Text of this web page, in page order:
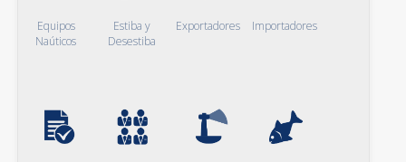
Equipos
Naúticos
Estiba y
Desestiba
Exportadores Importadores